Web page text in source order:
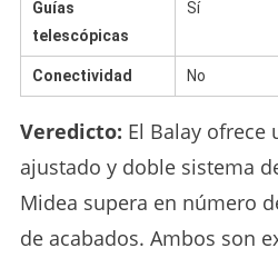
Guías
telescópicas
Sí
Conectividad No
Veredicto: El Balay ofrece
ajustado y doble sistema
Midea supera en número
de acabados. Ambos son